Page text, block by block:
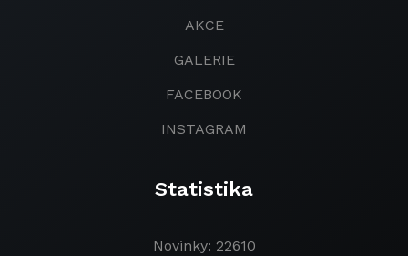
AKCE
GALERIE
FACEBOOK
INSTAGRAM
Statistika
Novinky: 22610